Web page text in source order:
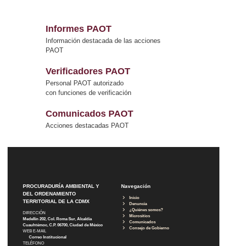
Informes PAOT
Información destacada de las acciones
PAOT
Verificadores PAOT
Personal PAOT autorizado
con funciones de verificación
Comunicados PAOT
Acciones destacadas PAOT
PROCURADURÍA AMBIENTAL Y
DEL ORDENAMIENTO
TERRITORIAL DE LA CDMX
DIRECCIÓN
Medellín 202, Col. Roma Sur, Alcaldía
Cuauhtémoc, C.P. 06700, Ciudad de México
WEB E-MAIL
Correo Institucional
TELÉFONO
Navegación
Inicio
Denuncia
¿Quiénes somos?
Micrositios
Comunicados
Consejo de Gobierno